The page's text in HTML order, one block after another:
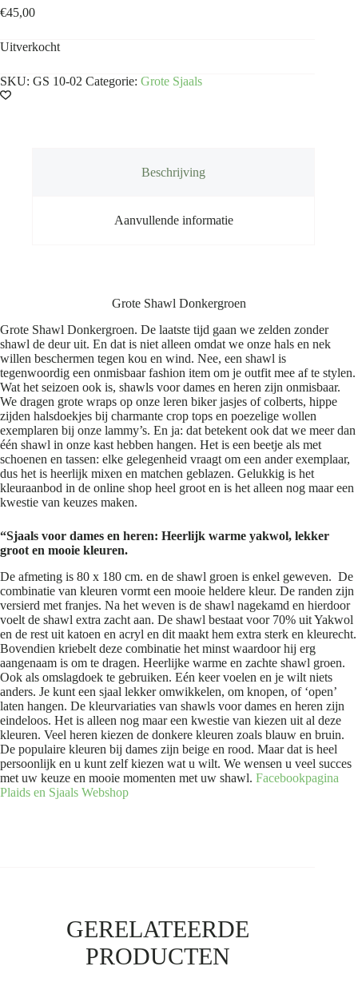
€45,00
Uitverkocht
SKU: GS 10-02 Categorie: Grote Sjaals
Beschrijving
Aanvullende informatie
Grote Shawl Donkergroen
Grote Shawl Donkergroen. De laatste tijd gaan we zelden zonder
shawl de deur uit. En dat is niet alleen omdat we onze hals en nek
willen beschermen tegen kou en wind. Nee, een shawl is
tegenwoordig een onmisbaar fashion item om je outfit mee af te stylen.
Wat het seizoen ook is, shawls voor dames en heren zijn onmisbaar.
We dragen grote wraps op onze leren biker jasjes of colberts, hippe
zijden halsdoekjes bij charmante crop tops en poezelige wollen
exemplaren bij onze lammy’s. En ja: dat betekent ook dat we meer dan
één shawl in onze kast hebben hangen. Het is een beetje als met
schoenen en tassen: elke gelegenheid vraagt om een ander exemplaar,
dus het is heerlijk mixen en matchen geblazen. Gelukkig is het
kleuraanbod in de online shop heel groot en is het alleen nog maar een
kwestie van keuzes maken.
“Sjaals voor dames en heren: Heerlijk warme yakwol, lekker
groot en mooie kleuren.
De afmeting is 80 x 180 cm. en de shawl groen is enkel geweven. De
combinatie van kleuren vormt een mooie heldere kleur. De randen zijn
versierd met franjes. Na het weven is de shawl nagekamd en hierdoor
voelt de shawl extra zacht aan. De shawl bestaat voor 70% uit Yakwol
en de rest uit katoen en acryl en dit maakt hem extra sterk en kleurecht.
Bovendien kriebelt deze combinatie het minst waardoor hij erg
aangenaam is om te dragen. Heerlijke warme en zachte shawl groen.
Ook als omslagdoek te gebruiken. Eén keer voelen en je wilt niets
anders. Je kunt een sjaal lekker omwikkelen, om knopen, of ‘open’
laten hangen. De kleurvariaties van shawls voor dames en heren zijn
eindeloos. Het is alleen nog maar een kwestie van kiezen uit al deze
kleuren. Veel heren kiezen de donkere kleuren zoals blauw en bruin.
De populaire kleuren bij dames zijn beige en rood. Maar dat is heel
persoonlijk en u kunt zelf kiezen wat u wilt. We wensen u veel succes
met uw keuze en mooie momenten met uw shawl. Facebookpagina
Plaids en Sjaals Webshop
GERELATEERDE
PRODUCTEN